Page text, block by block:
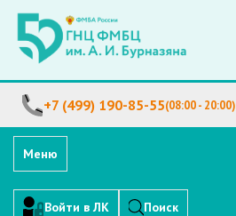
+7 (499) 190-85-55(08:00 - 20:00)
Меню
Войти в ЛК Поиск